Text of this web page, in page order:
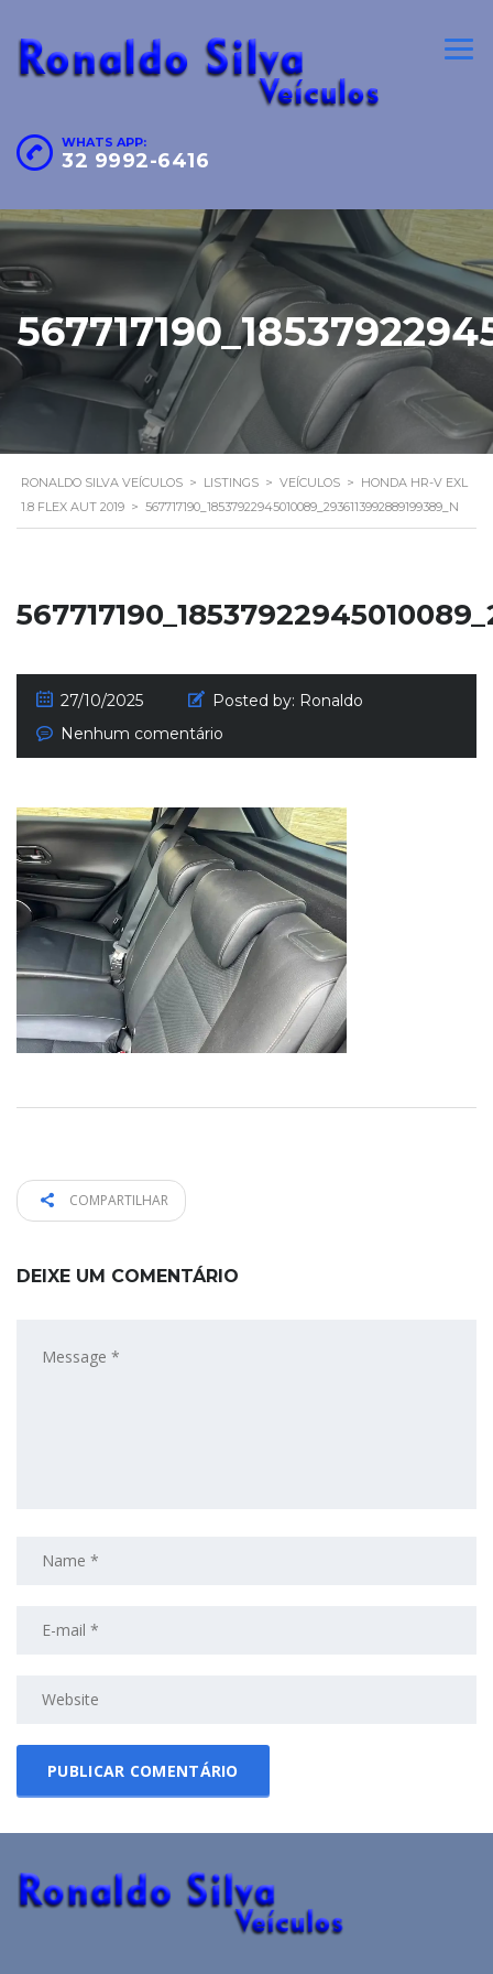
WHATS APP:
32 9992-6416
RONALDO SILVA VEÍCULOS > LISTINGS > VEÍCULOS > HONDA HR-V EXL
1.8 FLEX AUT 2019 > 567717190_18537922945010089_2936113992889199389_N
27/10/2025 Posted by: Ronaldo
Nenhum comentário
COMPARTILHAR
DEIXE UM COMENTÁRIO